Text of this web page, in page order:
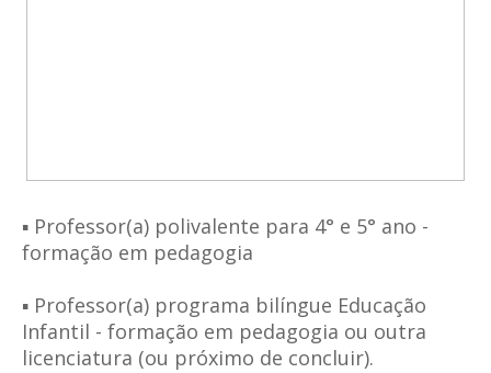
▪️ Professor(a) polivalente para 4° e 5° ano -
formação em pedagogia
▪️ Professor(a) programa bilíngue Educação
Infantil - formação em pedagogia ou outra
licenciatura (ou próximo de concluir).